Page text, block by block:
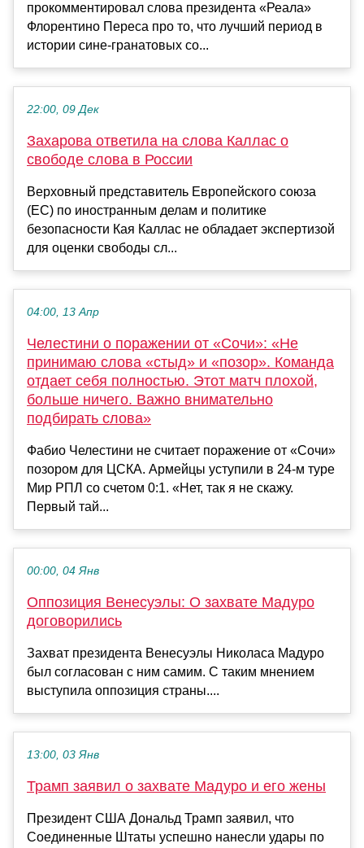
прокомментировал слова президента «Реала»
Флорентино Переса про то, что лучший период в
истории сине-гранатовых со...
22:00, 09 Дек
Захарова ответила на слова Каллас о
свободе слова в России
Верховный представитель Европейского союза
(ЕС) по иностранным делам и политике
безопасности Кая Каллас не обладает экспертизой
для оценки свободы сл...
04:00, 13 Апр
Челестини о поражении от «Сочи»: «Не
принимаю слова «стыд» и «позор». Команда
отдает себя полностью. Этот матч плохой,
больше ничего. Важно внимательно
подбирать слова»
Фабио Челестини не считает поражение от «Сочи»
позором для ЦСКА. Армейцы уступили в 24-м туре
Мир РПЛ со счетом 0:1. «Нет, так я не скажу.
Первый тай...
00:00, 04 Янв
Оппозиция Венесуэлы: О захвате Мадуро
договорились
Захват президента Венесуэлы Николаса Мадуро
был согласован с ним самим. С таким мнением
выступила оппозиция страны....
13:00, 03 Янв
Трамп заявил о захвате Мадуро и его жены
Президент США Дональд Трамп заявил, что
Соединенные Штаты успешно нанесли удары по